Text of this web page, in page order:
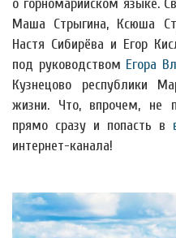
о горномарийском языке.
Маша Стрыгина, Ксюша
Настя Сибирёва и Егор
под руководством Егора
Кузнецово республики
жизни. Что, впрочем, не
прямо сразу и попасть в
интернет-канала!